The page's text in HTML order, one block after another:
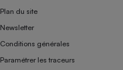
Plan du site
Newsletter
Conditions générales
Paramétrer les traceurs